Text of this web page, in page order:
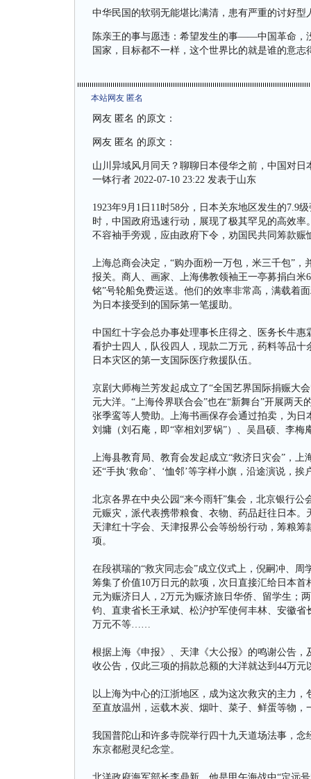
中华民国的软弱无能堪比满清，患有严重的讨好型
陈亲王的事与愿违：希望发生的事——中国革命
国家，目标都不一样，这个世界比的就是谁的意
本站网友 匿名
网友 匿名 的原文：
网友 匿名 的原文：
山川异域风月同天？聊聊日本侵华之前，中国对日
一钵行者 2022-07-10 23:22 发表于山东
1923年9月1日11时58分，日本关东地区发生的7.9
时，中国政府迅速行动，展现了极其罕见的高效
不容袖手旁观，应由政府下令，劝国民共同筹款赈
上海总商会决定，“购办面粉一万包，米三千包”
报关。商人、画家、上海佛教领袖王一亭募捐白米
铭”号轮船免费运送。他们的效率非常高，满载着
为日本接受到的国际第一笔援助。
中国红十字会总办事处理事长庄得之、医务长牛
看护士四人，队役四人，现款二万元，药料等品
日本灾区的第一支国际医疗救援队伍。
京剧大师梅兰芳发起成立了“全国艺界国际捐赈大
元大洋。“上海伶界联合会”也在“新舞台”开展两
张季鸾等人赞助。上海书画保存会通过拍卖，为
刘墉（刘石庵，即“宰相刘罗锅”）、吴昌硕、李梅
上海县教育局、教育会发起成立“救济日灾会”，
还“手执‘救命’、‘恤邻’等字样小旗，沿途演说，
北京各界在中央公园“来今雨轩”集会，北京银行
元赈灾，派代表携带粮食、衣物、药品赶往日本
天津红十字会、天津报界公会等纷纷行动，筹粮
项。
在段祺瑞的“救灾同志会”成立仪式上，倪嗣冲、
筹集了价值10万日元的款项，次日直接汇给日本
元为赈济日人，2万元为赈济旅日华侨、留学生；
钧、直隶省长王承斌、松沪护军使何丰林、安徽
万元不等……
根据上海《申报》、天津《大公报》的鸣谢公告
收公告，仅此三项的捐款总额的大洋就达到44万元
以上海为中心的江浙地区，成为这次救灾的主力
至直放温州，运载木炭、烟叶、菜子、鲜蛋等物，
我国普陀山和许多寺院举行四十九天道场法事，
东京都慰灵纪念堂。